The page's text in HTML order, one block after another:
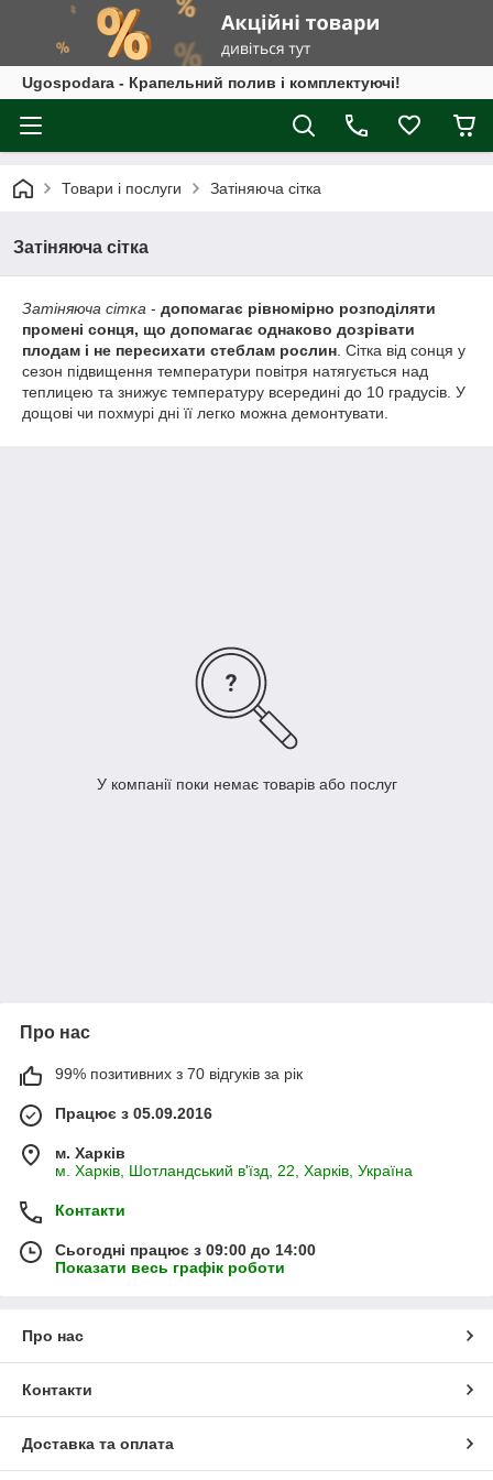
Ugospodara - Крапельний полив і комплектуючі!
Товари і послуги Затіняюча сітка
Затіняюча сітка
Затіняюча сітка - допомагає рівномірно розподіляти
промені сонця, що допомагає однаково дозрівати
плодам і не пересихати стеблам рослин . Сітка від сонця у
сезон підвищення температури повітря натягується над
теплицею та знижує температуру всередині до 10 градусів. У
дощові чи похмурі дні її легко можна демонтувати.
У компанії поки немає товарів або послуг
Про нас
99% позитивних з 70 відгуків за рік
Працює з 05.09.2016
м. Харків
м. Харків, Шотландський в'їзд, 22, Харків, Україна
Контакти
Сьогодні працює з 09:00 до 14:00
Показати весь графік роботи
Про нас
Контакти
Доставка та оплата